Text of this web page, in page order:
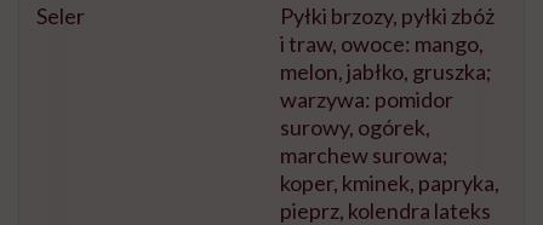
Seler
Pyłki brzozy, pyłki zbóż
i traw, owoce: mango,
melon, jabłko, gruszka;
warzywa: pomidor
surowy, ogórek,
marchew surowa;
koper, kminek, papryka,
pieprz, kolendra lateks